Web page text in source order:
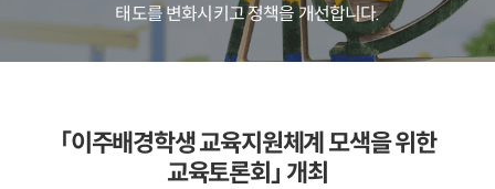
태도를 변화시키고 정책을 개선합니다.
「이주배경학생 교육지원체계 모색을 위한
교육토론회」 개최